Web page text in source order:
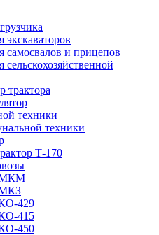
самосвалов и прицепов
трактора
техники
техники
Т-170
МКМ
429
415
450